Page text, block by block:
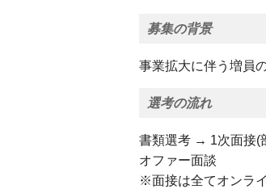
募集の背景
事業拡大に伴う増員
選考の流れ
書類選考 → 1次面接(
オファー面談
※面接は全てオンラ